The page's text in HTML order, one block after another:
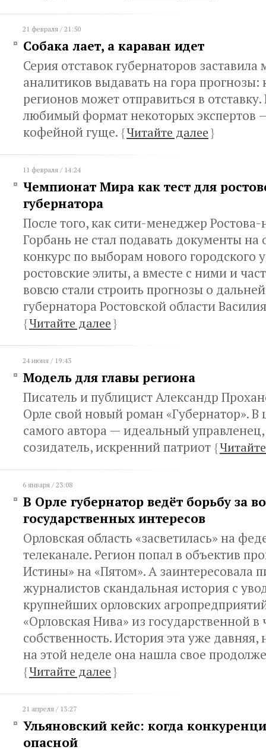
21 февраля / 21:50
Собака лает, а караван идет
Серия отставок губернаторов заставила
аналитиков выдавать на гора прогнозы:
регионов может отправиться в
любимый формат некоторых экспертов
кофейной гуще. {Читайте далее}
11 февраля / 14:24
Чемпионат Мира как тест для
губернатора
После того, как сити-менеджер
Горбань не стал подавать документы
конкурс по выборам нового городского
ростовские элиты, а вместе с ними и
вовсю стали строить прогнозы о
губернатора Ростовской области
{Читайте далее}
24 июня / 19:43
Модель для главы региона
Писатель и публицист Александр
Орле свой новый роман «Губернатор».
самого автора — идеальный
созидатель, искренний патриот {
6 января / 23:08
В Орле губернатор ведёт борьбу за
государственных интересов
Орловская область «засветилась» на
телеканале. Регион попал в объектив
Истины» на «Пятом». А заинтересовала
журналистов скандальная история с
крупнейших орловских
«Орловская Нива» из государственной в
собственность. История эта уже
на этой неделе она нашла свое
{Читайте далее}
21 апреля / 13:27
Ульяновский кейс: когда
опасной